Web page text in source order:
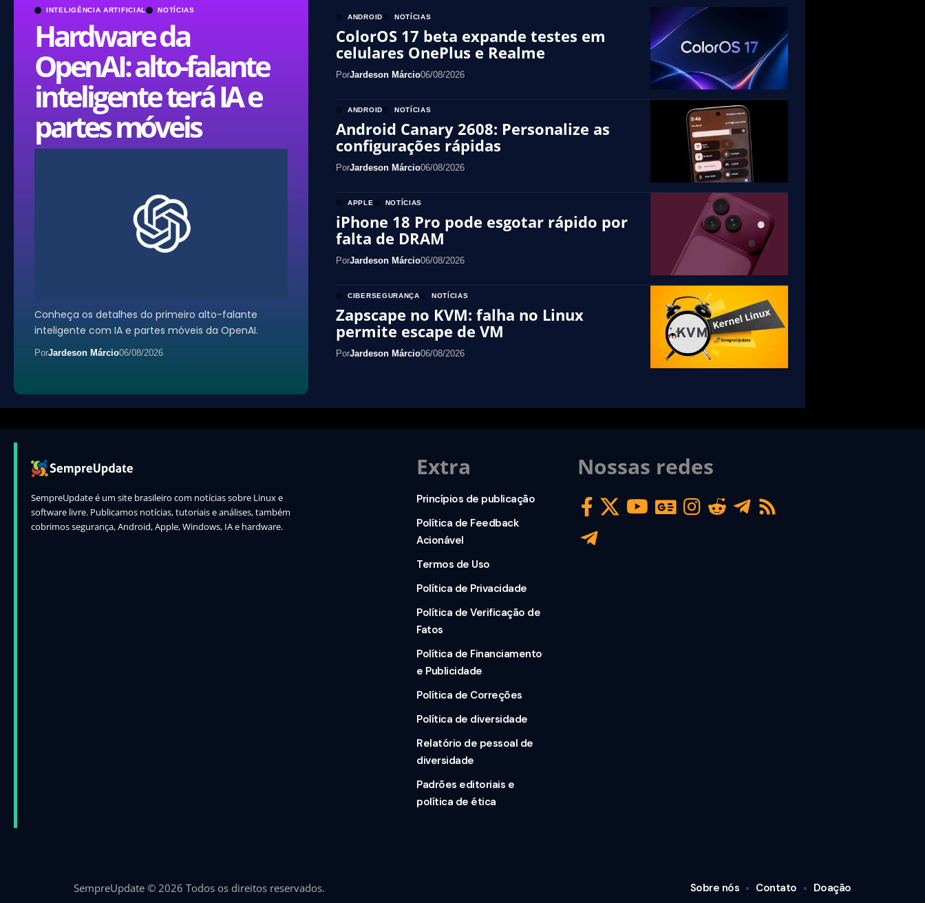
INTELIGÊNCIA ARTIFICIAL NOTÍCIAS
Hardware da
OpenAI: alto-falante
inteligente terá IA e
partes móveis
Conheça os detalhes do primeiro alto-falante
inteligente com IA e partes móveis da OpenAI.
PorJardeson Márcio06/08/2026
ANDROID NOTÍCIAS
ColorOS 17 beta expande testes em
celulares OnePlus e Realme
PorJardeson Márcio06/08/2026
ANDROID NOTÍCIAS
Android Canary 2608: Personalize as
configurações rápidas
PorJardeson Márcio06/08/2026
APPLE NOTÍCIAS
iPhone 18 Pro pode esgotar rápido por
falta de DRAM
PorJardeson Márcio06/08/2026
CIBERSEGURANÇA NOTÍCIAS
Zapscape no KVM: falha no Linux
permite escape de VM
PorJardeson Márcio06/08/2026
SempreUpdate é um site brasileiro com notícias sobre Linux e
software livre. Publicamos notícias, tutoriais e análises, também
cobrimos segurança, Android, Apple, Windows, IA e hardware.
Extra
Princípios de publicação
Política de Feedback
Acionável
Termos de Uso
Política de Privacidade
Política de Verificação de
Fatos
Política de Financiamento
e Publicidade
Política de Correções
Política de diversidade
Relatório de pessoal de
diversidade
Padrões editoriais e
política de ética
Nossas redes
SempreUpdate © 2026 Todos os direitos reservados. Sobre nós Contato Doação